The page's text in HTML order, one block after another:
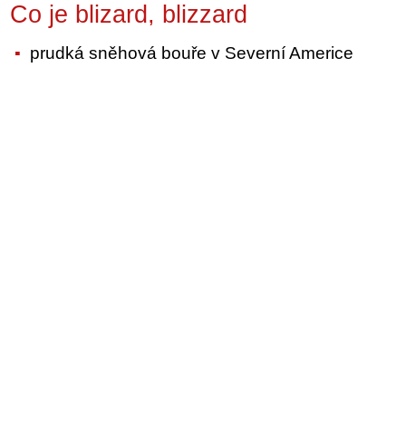
Co je blizard, blizzard
prudká sněhová bouře v Severní Americe